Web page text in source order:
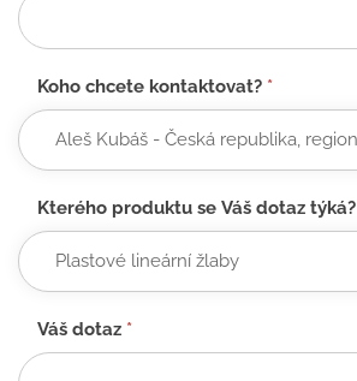
Koho chcete kontaktovat? *
Kterého produktu se Váš dotaz týká?
Váš dotaz *